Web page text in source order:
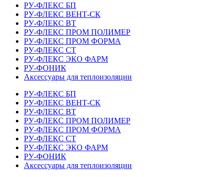
РУ-ФЛЕКС БП
РУ-ФЛЕКС ВЕНТ-СК
РУ-ФЛЕКС ВТ
РУ-ФЛЕКС ПРОМ ПОЛИМЕР
РУ-ФЛЕКС ПРОМ ФОРМА
РУ-ФЛЕКС СТ
РУ-ФЛЕКС ЭКО ФАРМ
РУ-ФОНИК
Аксессуары для теплоизоляции
РУ-ФЛЕКС БП
РУ-ФЛЕКС ВЕНТ-СК
РУ-ФЛЕКС ВТ
РУ-ФЛЕКС ПРОМ ПОЛИМЕР
РУ-ФЛЕКС ПРОМ ФОРМА
РУ-ФЛЕКС СТ
РУ-ФЛЕКС ЭКО ФАРМ
РУ-ФОНИК
Аксессуары для теплоизоляции